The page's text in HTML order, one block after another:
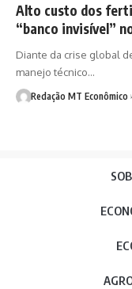
Alto custo dos
“banco invisível”
Diante da crise global
manejo técnico…
Redação MT Econômico